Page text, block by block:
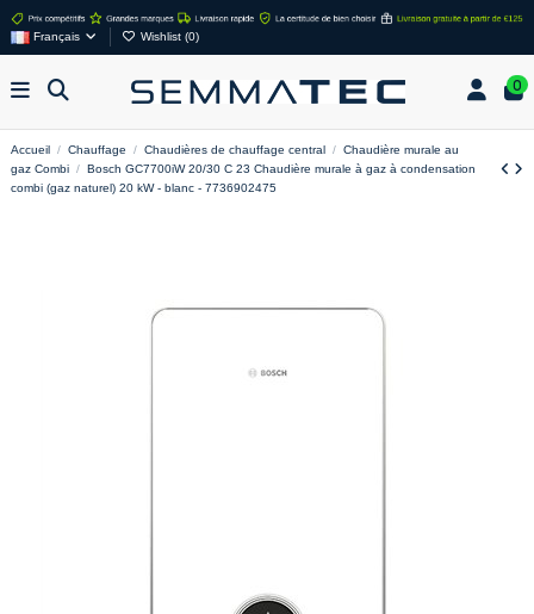
Français Wishlist (0)
0
Accueil Chauffage Chaudières de chauffage central
Chaudière murale au
gaz Combi
Bosch GC7700iW 20/30 C 23 Chaudière murale à gaz à condensation
combi (gaz naturel) 20 kW - blanc - 7736902475